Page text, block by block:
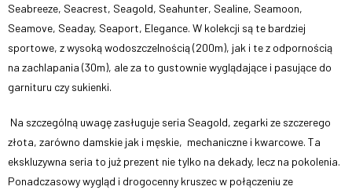
Seabreeze, Seacrest, Seagold, Seahunter, Sealine, Seamoon,
Seamove, Seaday, Seaport, Elegance. W kolekcji są te bardziej
sportowe, z wysoką wodoszczelnością (200m), jak i te z odpornością
na zachlapania (30m), ale za to gustownie wyglądające i pasujące do
garnituru czy sukienki.
Na szczególną uwagę zasługuje seria Seagold, zegarki ze szczerego
złota, zarówno damskie jak i męskie, mechaniczne i kwarcowe. Ta
ekskluzywna seria to już prezent nie tylko na dekady, lecz na pokolenia.
Ponadczasowy wygląd i drogocenny kruszec w połączeniu ze